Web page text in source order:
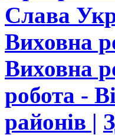
Слава
Виховна
Виховна
робота -
районів |